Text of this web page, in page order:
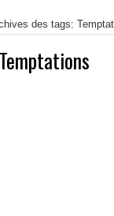
des tags:
Temptations